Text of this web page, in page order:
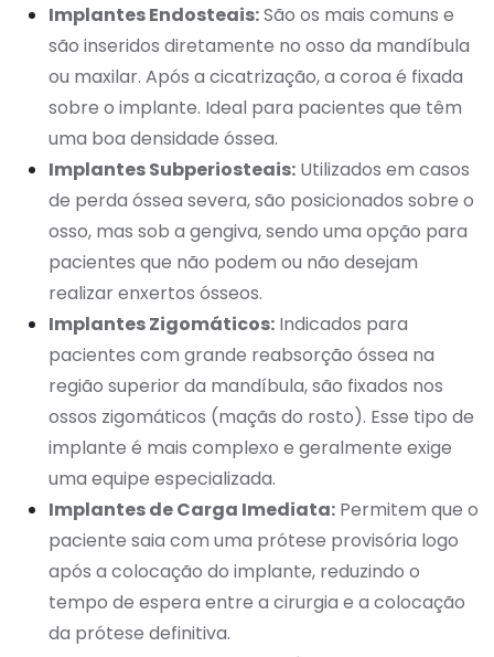
Implantes Endosteais:São os mais comuns e
são inseridos diretamente no osso da mandíbula
ou maxilar. Após a cicatrização, a coroa é fixada
sobre o implante. Ideal para pacientes que têm
uma boa densidade óssea.
Implantes Subperiosteais: Utilizados em casos
de perda óssea severa, são posicionados sobre o
osso, mas sob a gengiva, sendo uma opção para
pacientes que não podem ou não desejam
realizar enxertos ósseos.
Implantes Zigomáticos: Indicados para
pacientes com grande reabsorção óssea na
região superior da mandíbula, são fixados nos
ossos zigomáticos (maçãs do rosto). Esse tipo de
implante é mais complexo e geralmente exige
uma equipe especializada.
Implantes de Carga Imediata: Permitem que o
paciente saia com uma prótese provisória logo
após a colocação do implante, reduzindo o
tempo de espera entre a cirurgia e a colocação
da prótese definitiva.